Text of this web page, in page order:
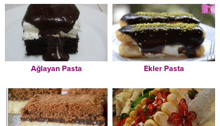
Ağlayan Pasta Ekler Pasta